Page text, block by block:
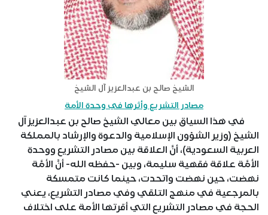
الشيخ صالح بن عبدالعزيز آل الشيخ
مصادر التشريع وأثرها في وحدة الأمة
في هذا السياق بين معالي الشيخ صالح بن عبدالعزيز آل
الشيخ (وزير الشؤون الإسلامية والدعوة والإرشاد بالمملكة
العربية السعودية)، أنَّ العلاقة بين مصادر التشريع ووحدة
الأمَّة علاقة فقهية سليمة، وبين -حفظه الله- أنَّ الأمَّة
نهضت، حين نهضت واتحدت، حينما كانت متمسكة
بالمرجعية في منهج التلقي وفي مصادر التشريع، يعني
الحجة في مصادر التشريع التي أقرتها الأمة على اختلاف